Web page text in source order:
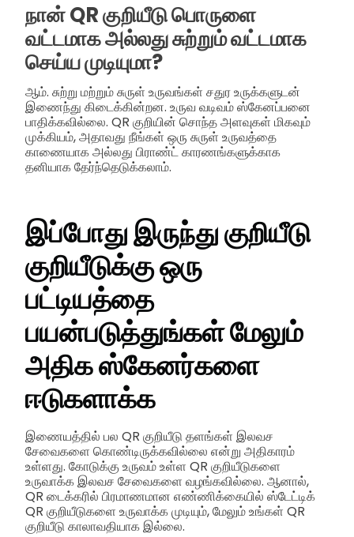
நான் QR குறியீடு பொருளை
வட்டமாக அல்லது சுற்றும் வட்டமாக
செய்ய முடியுமா?
ஆம். சுற்று மற்றும் சுருள் உருவங்கள் சதுர உருக்களுடன்
இணைந்து கிடைக்கின்றன. உருவ வடிவம் ஸ்கேனப்பனை
பாதிக்கவில்லை. QR குறியின் சொந்த அளவுகள் மிகவும்
முக்கியம், அதாவது நீங்கள் ஒரு சுருள் உருவத்தை
காணையாக அல்லது பிராண்ட் காரணங்களுக்காக
தனியாக தேர்ந்தெடுக்கலாம்.
இப்போது இருந்து குறியீடு
குறியீடுக்கு ஒரு
பட்டியத்தை
பயன்படுத்துங்கள் மேலும்
அதிக ஸ்கேனர்களை
ஈடுகளாக்க
இணையத்தில் பல QR குறியீடு தளங்கள் இலவச
சேவைகளை கொண்டிருக்கவில்லை என்று அதிகாரம்
உள்ளது. கோடுக்கு உருவம் உள்ள QR குறியீடுகளை
உருவாக்க இலவச சேவைகளை வழங்கவில்லை. ஆனால்,
QR டைக்கரில் பிரமாணமான எண்ணிக்கையில் ஸ்டேட்டிக்
QR குறியீடுகளை உருவாக்க முடியும், மேலும் உங்கள் QR
குறியீடு காலாவதியாக இல்லை.